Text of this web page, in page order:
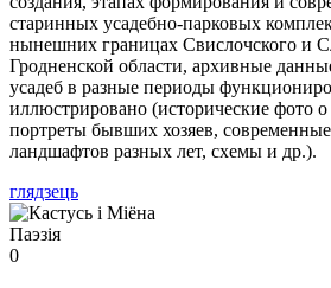
старинных усадебно-парковых
нынешних границах Свислочского и
Гродненской области, архивные
усадеб в разные периоды
иллюстрировано (исторические фото
портреты бывших хозяев,
ландшафтов разных лет, схемы и др.).
глядзець
Паэзія
0